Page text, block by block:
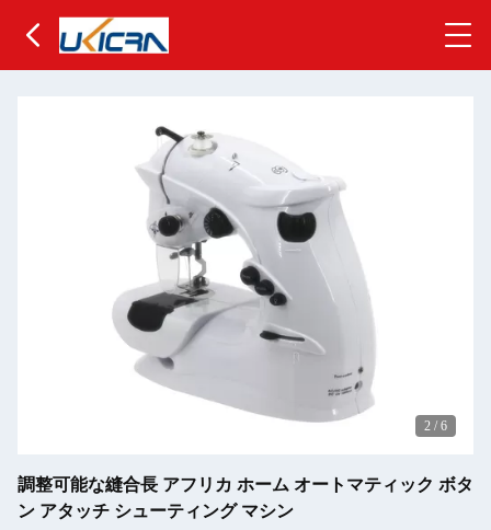
2 / 6
調整可能な縫合長 アフリカ ホーム オートマティック ボタ
ン アタッチ シューティング マシン